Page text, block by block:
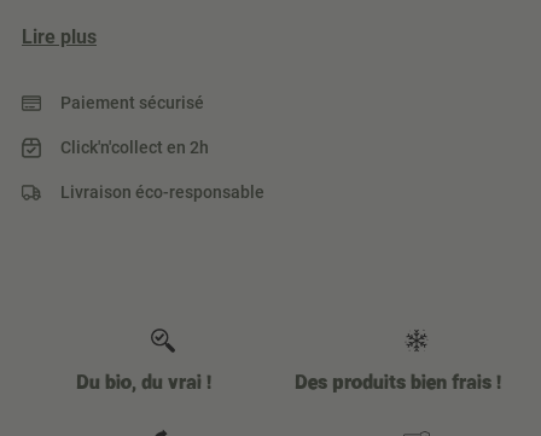
Lire plus
Paiement sécurisé
Click'n'collect en 2h
Livraison éco-responsable
Du bio, du vrai ! Des produits bien frais !